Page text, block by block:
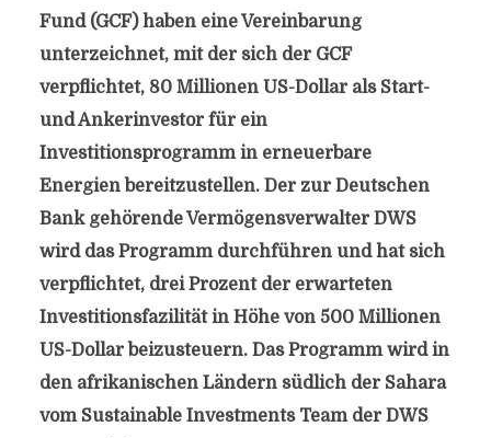
Fund (GCF) haben eine Vereinbarung
unterzeichnet, mit der sich der GCF
verpflichtet, 80 Millionen US-Dollar als Start-
und Ankerinvestor für ein
Investitionsprogramm in erneuerbare
Energien bereitzustellen. Der zur Deutschen
Bank gehörende Vermögensverwalter DWS
wird das Programm durchführen und hat sich
verpflichtet, drei Prozent der erwarteten
Investitionsfazilität in Höhe von 500 Millionen
US-Dollar beizusteuern. Das Programm wird in
den afrikanischen Ländern südlich der Sahara
vom Sustainable Investments Team der DWS